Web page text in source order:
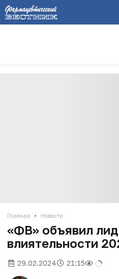
Главная • Новости
«ФВ» объявил
влиятельности
29.02.2024 21:15